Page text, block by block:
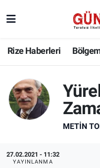
Rize Haberleri
METIN
27.02.2021 - 11:32
YAYINLANMA